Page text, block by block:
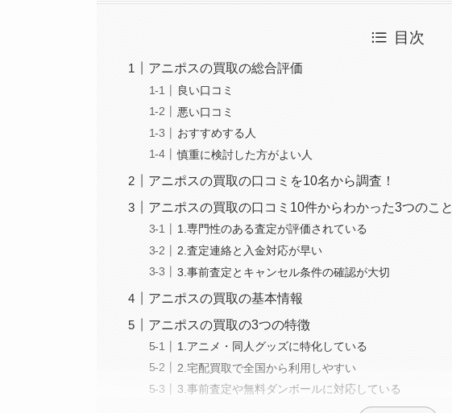
目次
アニポスの買取の総合評価
良い口コミ
悪い口コミ
おすすめする人
慎重に検討した方がよい人
アニポスの買取の口コミを10名から調査！
アニポスの買取の口コミ10件からわかった3つのこと
1.専門性のある査定が評価されている
2.査定連絡と入金対応が早い
3.事前査定とキャンセル条件の確認が大切
アニポスの買取の基本情報
アニポスの買取の3つの特徴
1.アニメ・同人グッズに特化している
2.宅配買取で全国から利用しやすい
3.事前査定や無料ダンボールに対応している